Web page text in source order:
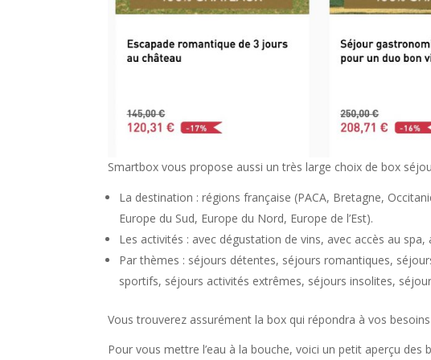
Smartbox vous propose aussi un très large choix de box
La destination : régions française (PACA, Bretagne,
Europe du Sud, Europe du Nord, Europe de l’Est).
Les activités : avec dégustation de vins, avec accès au
Par thèmes : séjours détentes, séjours romantiques,
sportifs, séjours activités extrêmes, séjours insolites,
Vous trouverez assurément la box qui répondra à vos besoins
Pour vous mettre l’eau à la bouche, voici un petit aperçu